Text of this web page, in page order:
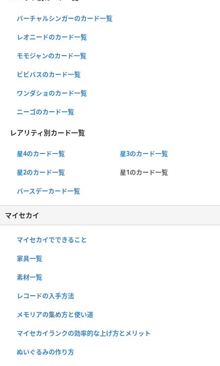
バーチャルシンガーのカード一覧
レオニードのカード一覧
モモジャンのカード一覧
ビビバスのカード一覧
ワンダショのカード一覧
ニーゴのカード一覧
レアリティ別カード一覧
星4のカード一覧 星3のカード一覧
星2のカード一覧 星1のカード一覧
バースデーカード一覧
マイセカイ
マイセカイでできること
家具一覧
素材一覧
レコードの入手方法
メモリアの集め方と使い道
マイセカイランクの効率的な上げ方とメリット
ぬいぐるみの作り方